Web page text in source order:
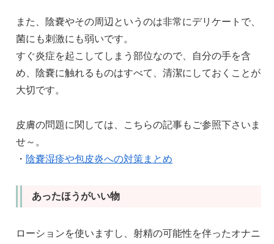
また、陰嚢やその周辺というのは非常にデリケートで、
菌にも刺激にも弱いです。
すぐ炎症を起こしてしまう部位なので、自分の手を含
め、陰嚢に触れるものはすべて、清潔にしておくことが
大切です。
皮膚の問題に関しては、こちらの記事もご参照下さいま
せ～。
・ 陰嚢湿疹や包皮炎への対策まとめ
あったほうがいい物
ローションを使いますし、射精の可能性を伴ったオナニ